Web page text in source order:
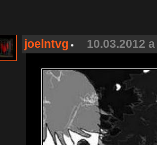
joelntvg 10.03.2012